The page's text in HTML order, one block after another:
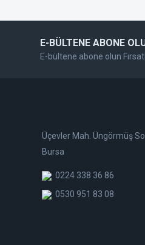
E-BÜLTENE ABONE
E-bültene abone olun
Üçevler Mah. Üngörmüş
Bursa
0224 338 36 86
0530 951 83 08